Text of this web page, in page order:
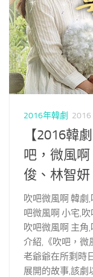
2016年韓劇 2016
【2016韓
吧，微風
俊、林智妍
吹吧微風啊 韓劇
吧微風啊 小宅,
吹吧微風啊 主角
介紹,《吹吧，微
老爺爺在所剩時
展開的故事,該劇